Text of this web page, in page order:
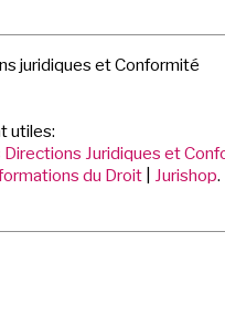
juridiques et Conformité
utiles:
Directions Juridiques et
du Droit
Jurishop.